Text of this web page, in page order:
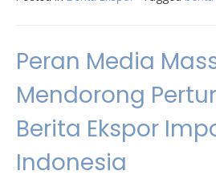
Peran Media
Mendorong
Berita Ekspor
Indonesia